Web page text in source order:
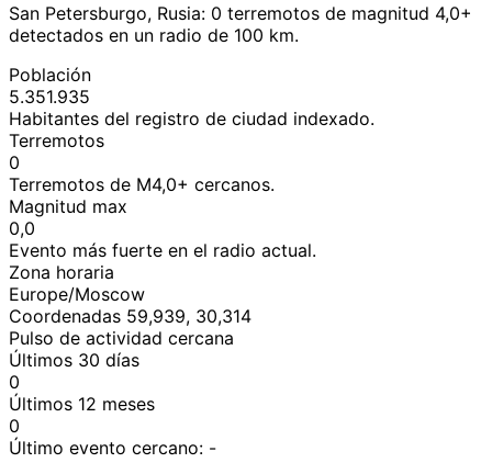
San Petersburgo, Rusia: 0 terremotos de magnitud 4,0+
detectados en un radio de 100 km.
Población
5.351.935
Habitantes del registro de ciudad indexado.
Terremotos
0
Terremotos de M4,0+ cercanos.
Magnitud max
0,0
Evento más fuerte en el radio actual.
Zona horaria
Europe/Moscow
Coordenadas 59,939, 30,314
Pulso de actividad cercana
Últimos 30 días
0
Últimos 12 meses
0
Último evento cercano: -